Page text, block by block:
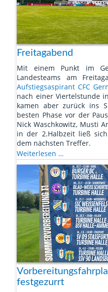
Freitagabend
Mit einem Punkt im
Landesteams am
Aufstiegsaspirant CFC
nach einer Viertelstunde
kamen aber zurück ins
besten Phase vor der
Nick Waschkowitz, Musti
in der 2.Halbzeit ließ
dem nächsten Treffer.
Weiterlesen …
Punkt
am
Freitagabend
festgezurrt